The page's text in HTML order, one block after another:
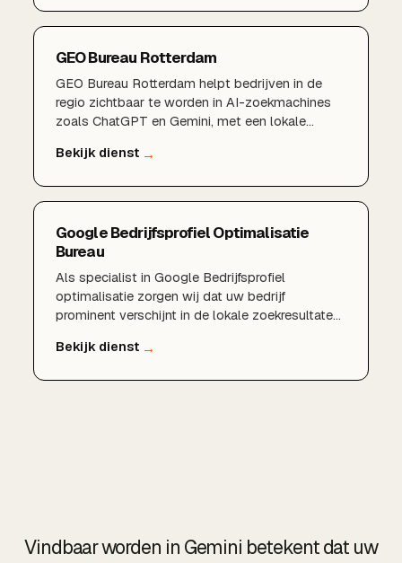
GEO Bureau Rotterdam
GEO Bureau Rotterdam helpt bedrijven in de
regio zichtbaar te worden in AI-zoekmachines
zoals ChatGPT en Gemini, met een lokale
Google Bedrijfsprofiel Optimalisatie
Bureau
Als specialist in Google Bedrijfsprofiel
optimalisatie zorgen wij dat uw bedrijf
prominent verschijnt in de lokale zoekresultaten
profiel en sterke reviews tot lokale
Vindbaar worden in Gemini betekent dat uw